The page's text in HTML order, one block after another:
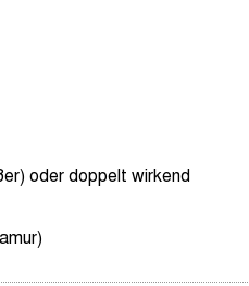
oder doppelt wirkend